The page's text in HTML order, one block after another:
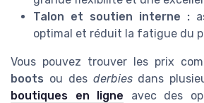
Talon et soutien interne :
optimal et réduit la fatigue du
Vous pouvez trouver les prix
boots ou des derbiesdans
boutiques en ligne avec des